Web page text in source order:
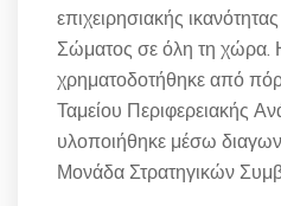
επιχειρησιακής
Σώματος σε όλη τη χώρα.
χρηματοδοτήθηκε από
Ταμείου Περιφερειακής
υλοποιήθηκε μέσω
Μονάδα Στρατηγικών